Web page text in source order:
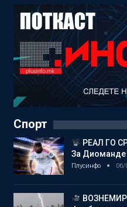
Спорт
РЕАЛ ГО
За Диоманде
Плусинфо 06/